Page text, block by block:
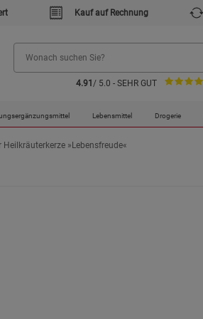
Kauf auf Rechnung
4.91 / 5.0 - SEHR GUT
Lebensmittel Drogerie
Heilkräuterkerze »Lebensfreude«